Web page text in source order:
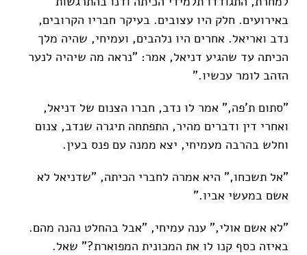
באירועים. חלק היו עצובים. בעיקר חבריו הקרובים,
נדב ואריאל. אחרים היו נלהבים, ועמיחי, שהיה מלך
הכיתה עד שהגיע דניאל, אמר: "נראה מה שיהיה לנער
הזהב לומר עכשיו."
"סתום ת'פה," אמר לו נדב, חברו הצנום של דניאל,
ואחרי דין ודברים מהיר, התפתחה תיגרה שנדב, צנום
וחלש בהרבה מעמיחי, יצא ממנה עם פנס בעין.
"אל תשכחו," היא אמרה לחברי הכיתה, "שדניאל לא
אשם במעשי אביו."
"לא אשם אולי," ענה עמיחי, "אבל בהחלט נהנה מהם.
באיזה כסף קנו לו את המכונית המפוארת?" שאל.